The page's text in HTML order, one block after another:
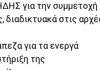
για την συμμετοχή
διαδικτυακά στις
για τα ενεργά
της